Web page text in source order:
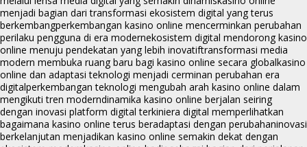
menjadi bagian dari transformasi ekosistem digital yang terus
berkembangperkembangan kasino online mencerminkan perubahan
perilaku pengguna di era modernekosistem digital mendorong kasino
online menuju pendekatan yang lebih inovatiftransformasi media
modern membuka ruang baru bagi kasino online secara globalkasino
online dan adaptasi teknologi menjadi cerminan perubahan era
digitalperkembangan teknologi mengubah arah kasino online dalam
mengikuti tren moderndinamika kasino online berjalan seiring
dengan inovasi platform digital terkiniera digital memperlihatkan
bagaimana kasino online terus beradaptasi dengan perubahaninovasi
berkelanjutan menjadikan kasino online semakin dekat dengan